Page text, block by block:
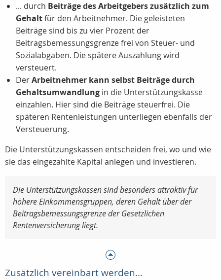
... durch Beiträge des Arbeitgebers zusätzlich zum
Gehaltfür den Arbeitnehmer. Die geleisteten
Beiträge sind bis zu vier Prozent der
Beitragsbemessungsgrenze frei von Steuer- und
Sozialabgaben. Die spätere Auszahlung wird
versteuert.
DerArbeitnehmer kann selbst Beiträge durch
Gehaltsumwandlung in die Unterstützungskasse
einzahlen. Hier sind die Beiträge steuerfrei. Die
späteren Rentenleistungen unterliegen ebenfalls der
Versteuerung.
Die Unterstützungskassen entscheiden frei, wo und wie
sie das eingezahlte Kapital anlegen und investieren.
Die Unterstützungskassen sind besonders attraktiv für
höhere Einkommensgruppen, deren Gehalt über der
Beitragsbemessungsgrenze der Gesetzlichen
Rentenversicherung liegt.
Zusätzlich vereinbart werden...